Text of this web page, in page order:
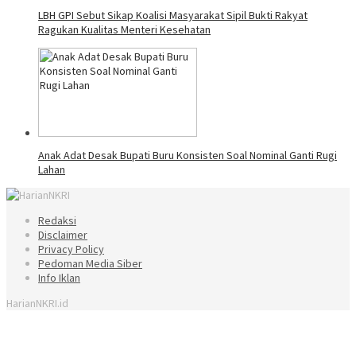
LBH GPI Sebut Sikap Koalisi Masyarakat Sipil Bukti Rakyat
Ragukan Kualitas Menteri Kesehatan
Anak Adat Desak Bupati Buru Konsisten Soal Nominal Ganti Rugi
Lahan
Redaksi
Disclaimer
Privacy Policy
Pedoman Media Siber
Info Iklan
HarianNKRI.id